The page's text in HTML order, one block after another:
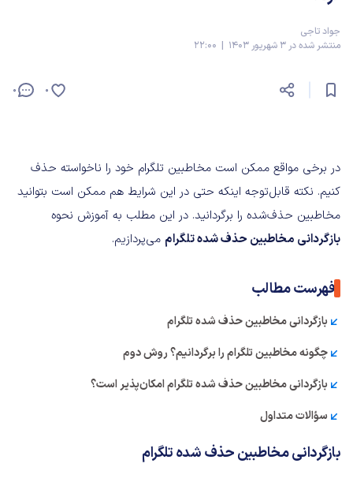
جواد تاجی
منتشر شده در 3 شهریور 1403 | 22:00
0 0
در برخی مواقع ممکن است مخاطبین تلگرام خود را ناخواسته حذف
کنیم. نکته قابل‌توجه اینکه حتی در این شرایط هم ممکن است بتوانید
مخاطبین حذف‌شده را برگردانید. در این مطلب به آموزش نحوه
بازگردانی مخاطبین حذف شده تلگرام می‌پردازیم.
فهرست مطالب
بازگردانی مخاطبین حذف شده تلگرام
چگونه مخاطبین تلگرام را برگردانیم؟ روش دوم
بازگردانی مخاطبین حذف شده تلگرام امکان‌پذیر است؟
سؤالات متداول
بازگردانی مخاطبین حذف شده تلگرام